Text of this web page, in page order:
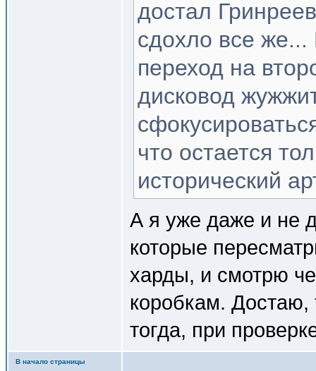
достал
сдохло все же...
переход на
дисковод
что остается
исторический
А я уже даже и не
которые
харды, и смотрю
коробкам. Достаю,
тогда, при
В начало страницы